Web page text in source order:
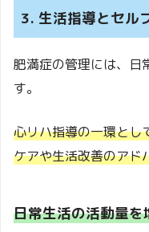
3. 生活指導とセル
肥満症の管理には、日
す。
心リハ指導の一環とし
ケアや生活改善のアド
日常生活の活動量を